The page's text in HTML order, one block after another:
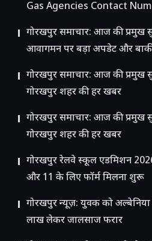
Gas Agencies Contact
गोरखपुर समाचार: आज की प्रमुख
आवागमन पर बड़ा अपडेट और
गोरखपुर समाचार: आज की प्रमुख
गोरखपुर शहर की हर खबर
गोरखपुर समाचार: आज की प्रमुख
गोरखपुर शहर की हर खबर
गोरखपुर रेलवे स्कूल एडमिशन
और 11 के लिए फॉर्म मिलना शुरू
गोरखपुर न्यूज़: युवक को
लाख लेकर जालसाज फरार